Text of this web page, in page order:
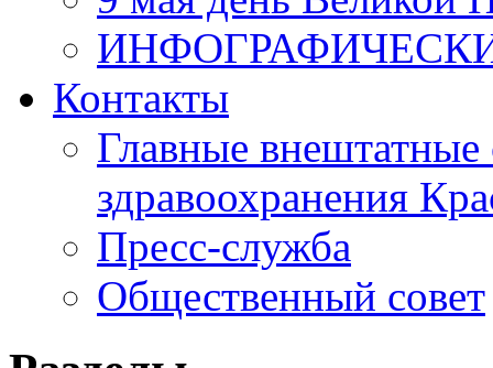
Контакты
Главные внештатные
здравоохранения
Пресс-служба
Общественный совет